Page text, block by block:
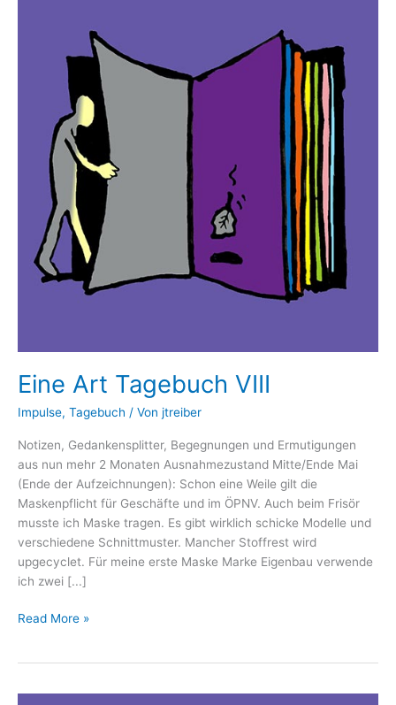
Eine Art Tagebuch VIII
Impulse, Tagebuch / Von jtreiber
Notizen, Gedankensplitter, Begegnungen und Ermutigungen
aus nun mehr 2 Monaten Ausnahmezustand Mitte/Ende Mai
(Ende der Aufzeichnungen): Schon eine Weile gilt die
Maskenpflicht für Geschäfte und im ÖPNV. Auch beim Frisör
musste ich Maske tragen. Es gibt wirklich schicke Modelle und
verschiedene Schnittmuster. Mancher Stoffrest wird
upgecyclet. Für meine erste Maske Marke Eigenbau verwende
ich zwei [...]
Eine
Read More »